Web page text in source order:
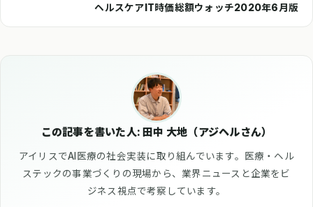
ヘルスケアIT時価総額ウォッチ2020年6月版
この記事を書いた人: 田中 大地（アジヘルさん）
アイリスでAI医療の社会実装に取り組んでいます。医療・ヘル
ステックの事業づくりの現場から、業界ニュースと企業をビ
ジネス視点で考察しています。